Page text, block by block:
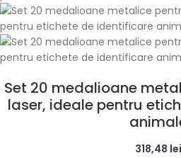
Set 20 medalioane
laser, ideale pentru
318,48 lei